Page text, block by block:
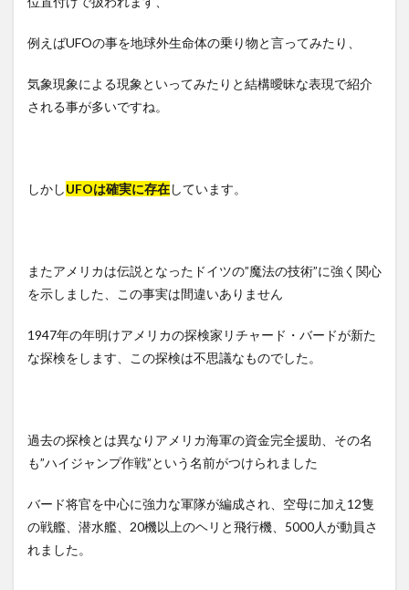
例えばUFOの事を地球外生命体の乗り物と言ってみたり、
気象現象による現象といってみたりと結構曖昧な表現で紹介
される事が多いですね。
しかしUFOは確実に存在しています。
またアメリカは伝説となったドイツの”魔法の技術”に強く関心
を示しました、この事実は間違いありません
1947年の年明けアメリカの探検家リチャード・バードが新た
な探検をします、この探検は不思議なものでした。
過去の探検とは異なりアメリカ海軍の資金完全援助、その名
も”ハイジャンプ作戦”という名前がつけられました
バード将官を中心に強力な軍隊が編成され、空母に加え12隻
の戦艦、潜水艦、20機以上のヘリと飛行機、5000人が動員さ
れました。